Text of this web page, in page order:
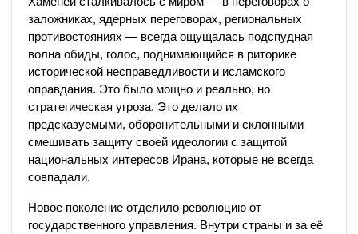
заложниках, ядерных переговорах, региональных
противостояниях — всегда ощущалась подспудная
волна обиды, голос, поднимающийся в риторике
исторической несправедливости и исламского
оправдания. Это было мощно и реально, но
стратегическая угроза. Это делало их
предсказуемыми, оборонительными и склонными
смешивать защиту своей идеологии с защитой
национальных интересов Ирана, которые не всегда
совпадали.
Новое поколение отделило революцию от
государственного управления. Внутри страны и за её